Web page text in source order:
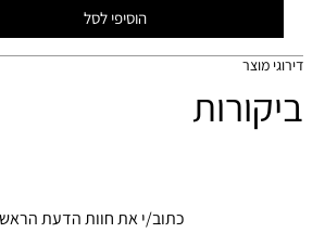
הוסיפי לסל
דירוגי מוצר
ביקורות
כתוב/י את חוות הדעת